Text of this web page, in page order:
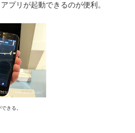
プリが起動できるのが便利。
きる。